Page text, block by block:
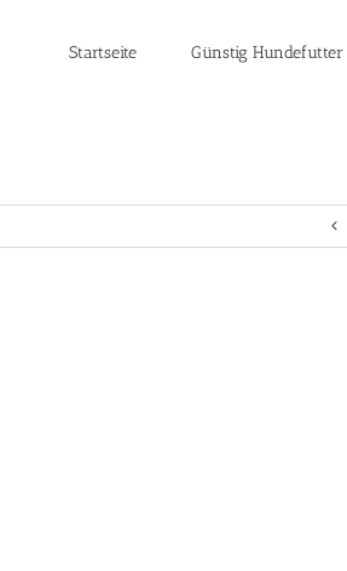
Startseite Günstig Hundefutter